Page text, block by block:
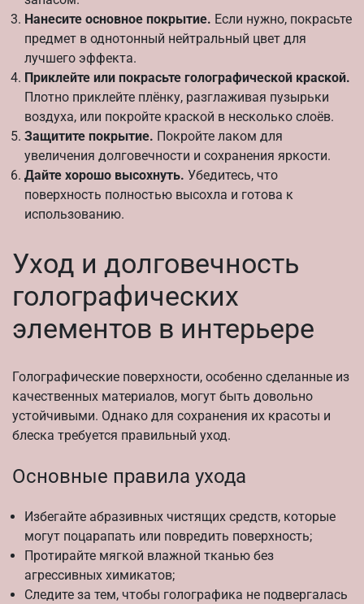
Нанесите основное покрытие. Если нужно, покрасьте
предмет в однотонный нейтральный цвет для
лучшего эффекта.
Приклейте или покрасьте голографической краской.
Плотно приклейте плёнку, разглаживая пузырьки
воздуха, или покройте краской в несколько слоёв.
Защитите покрытие. Покройте лаком для
увеличения долговечности и сохранения яркости.
Дайте хорошо высохнуть. Убедитесь, что
поверхность полностью высохла и готова к
использованию.
Уход и долговечность
голографических
элементов в интерьере
Голографические поверхности, особенно сделанные из
качественных материалов, могут быть довольно
устойчивыми. Однако для сохранения их красоты и
блеска требуется правильный уход.
Основные правила ухода
Избегайте абразивных чистящих средств, которые
могут поцарапать или повредить поверхность;
Протирайте мягкой влажной тканью без
агрессивных химикатов;
Следите за тем, чтобы голографика не подвергалась